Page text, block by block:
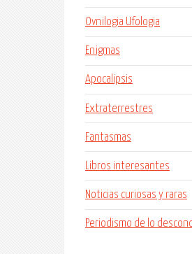
Ovnilogia Ufologia
Enigmas
Apocalipsis
Extraterrestres
Fantasmas
Libros interesantes
Noticias curiosas y raras
Periodismo de lo